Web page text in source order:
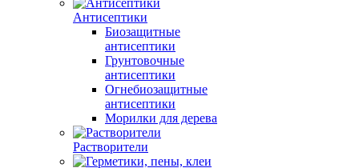
Антисептики
Биозащитные
антисептики
Грунтовочные
антисептики
Огнебиозащитные
антисептики
Морилки для дерева
Растворители